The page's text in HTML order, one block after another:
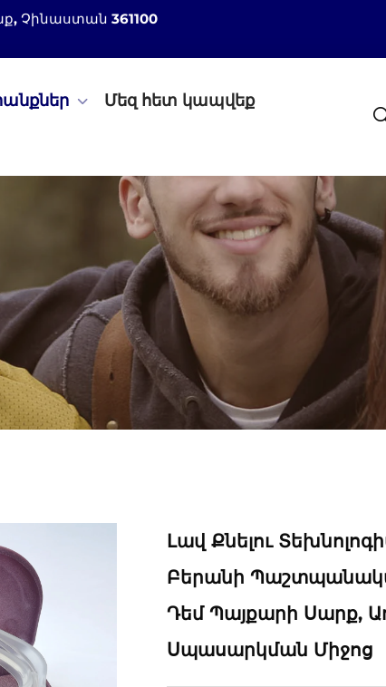
Չինաստան 361100
Մեզ հետ կապվեք
Լավ Քնելու
Բերանի
Դեմ Պայքարի Սարք,
Սպասարկման Միջոց